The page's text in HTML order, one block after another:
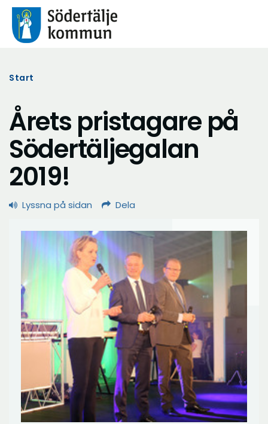
Start
Årets pristagare på
Södertäljegalan
2019!
Lyssna på sidan Dela